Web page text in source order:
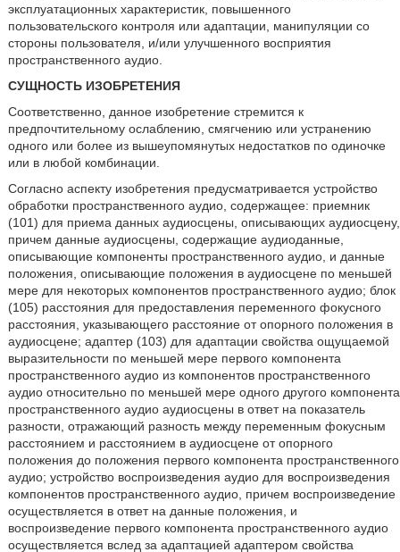
эксплуатационных характеристик, повышенного
пользовательского контроля или адаптации, манипуляции со
стороны пользователя, и/или улучшенного восприятия
пространственного аудио.
СУЩНОСТЬ ИЗОБРЕТЕНИЯ
Соответственно, данное изобретение стремится к
предпочтительному ослаблению, смягчению или устранению
одного или более из вышеупомянутых недостатков по одиночке
или в любой комбинации.
Согласно аспекту изобретения предусматривается устройство
обработки пространственного аудио, содержащее: приемник
(101) для приема данных аудиосцены, описывающих аудиосцену,
причем данные аудиосцены, содержащие аудиоданные,
описывающие компоненты пространственного аудио, и данные
положения, описывающие положения в аудиосцене по меньшей
мере для некоторых компонентов пространственного аудио; блок
(105) расстояния для предоставления переменного фокусного
расстояния, указывающего расстояние от опорного положения в
аудиосцене; адаптер (103) для адаптации свойства ощущаемой
выразительности по меньшей мере первого компонента
пространственного аудио из компонентов пространственного
аудио относительно по меньшей мере одного другого компонента
пространственного аудио аудиосцены в ответ на показатель
разности, отражающий разность между переменным фокусным
расстоянием и расстоянием в аудиосцене от опорного
положения до положения первого компонента пространственного
аудио; устройство воспроизведения аудио для воспроизведения
компонентов пространственного аудио, причем воспроизведение
осуществляется в ответ на данные положения, и
воспроизведение первого компонента пространственного аудио
осуществляется вслед за адаптацией адаптером свойства